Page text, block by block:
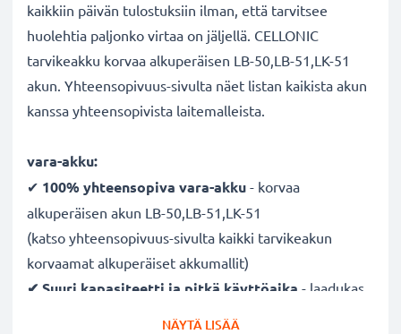
kaikkiin päivän tulostuksiin ilman, että tarvitsee
huolehtia paljonko virtaa on jäljellä. CELLONIC
tarvikeakku korvaa alkuperäisen LB-50,LB-51,LK-51
akun. Yhteensopivuus-sivulta näet listan kaikista akun
kanssa yhteensopivista laitemalleista.
vara-akku:
✔ 100% yhteensopiva vara-akku - korvaa
alkuperäisen akun LB-50,LB-51,LK-51
(katso yhteensopivuus-sivulta kaikki tarvikeakun
korvaamat alkuperäiset akkumallit)
✔ Suuri kapasiteetti ja pitkä käyttöaika - laadukas
NÄYTÄ LISÄÄ